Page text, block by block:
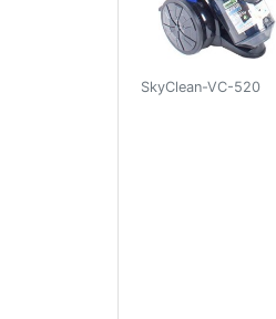
SkyClean-VC-520